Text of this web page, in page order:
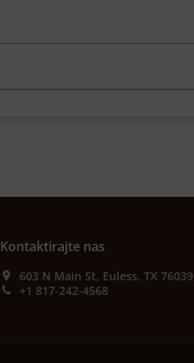
Kontaktirajte nas
603 N Main St, Euless, TX
+1 817-242-4568